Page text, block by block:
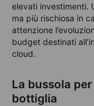
elevati investimenti.
ma più rischiosa in
attenzione
budget destinati
cloud.
La bussola
bottiglia